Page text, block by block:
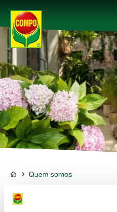
Produtos
Guia
Serviço
Quem somos
COMPO
Quem somos
Quem somos